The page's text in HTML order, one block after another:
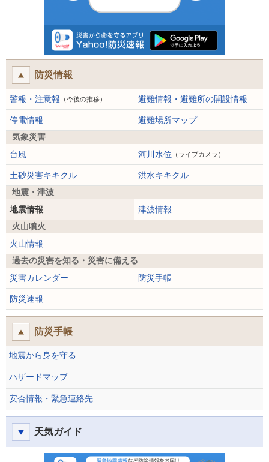
防災情報
警報・注意報 （今後の推移） 避難情報・避難所の開設情報
停電情報
避難場所マップ
気象災害
台風
河川水位 （ライブカメラ）
土砂災害キキクル
洪水キキクル
地震・津波
地震情報
津波情報
火山噴火
火山情報
過去の災害を知る・災害に備える
災害カレンダー
防災手帳
防災速報
防災手帳
地震から身を守る
ハザードマップ
安否情報・緊急連絡先
天気ガイド